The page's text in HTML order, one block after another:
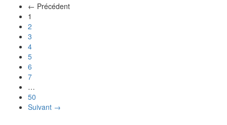
← Précédent
1
2
3
4
5
6
7
…
50
Suivant →